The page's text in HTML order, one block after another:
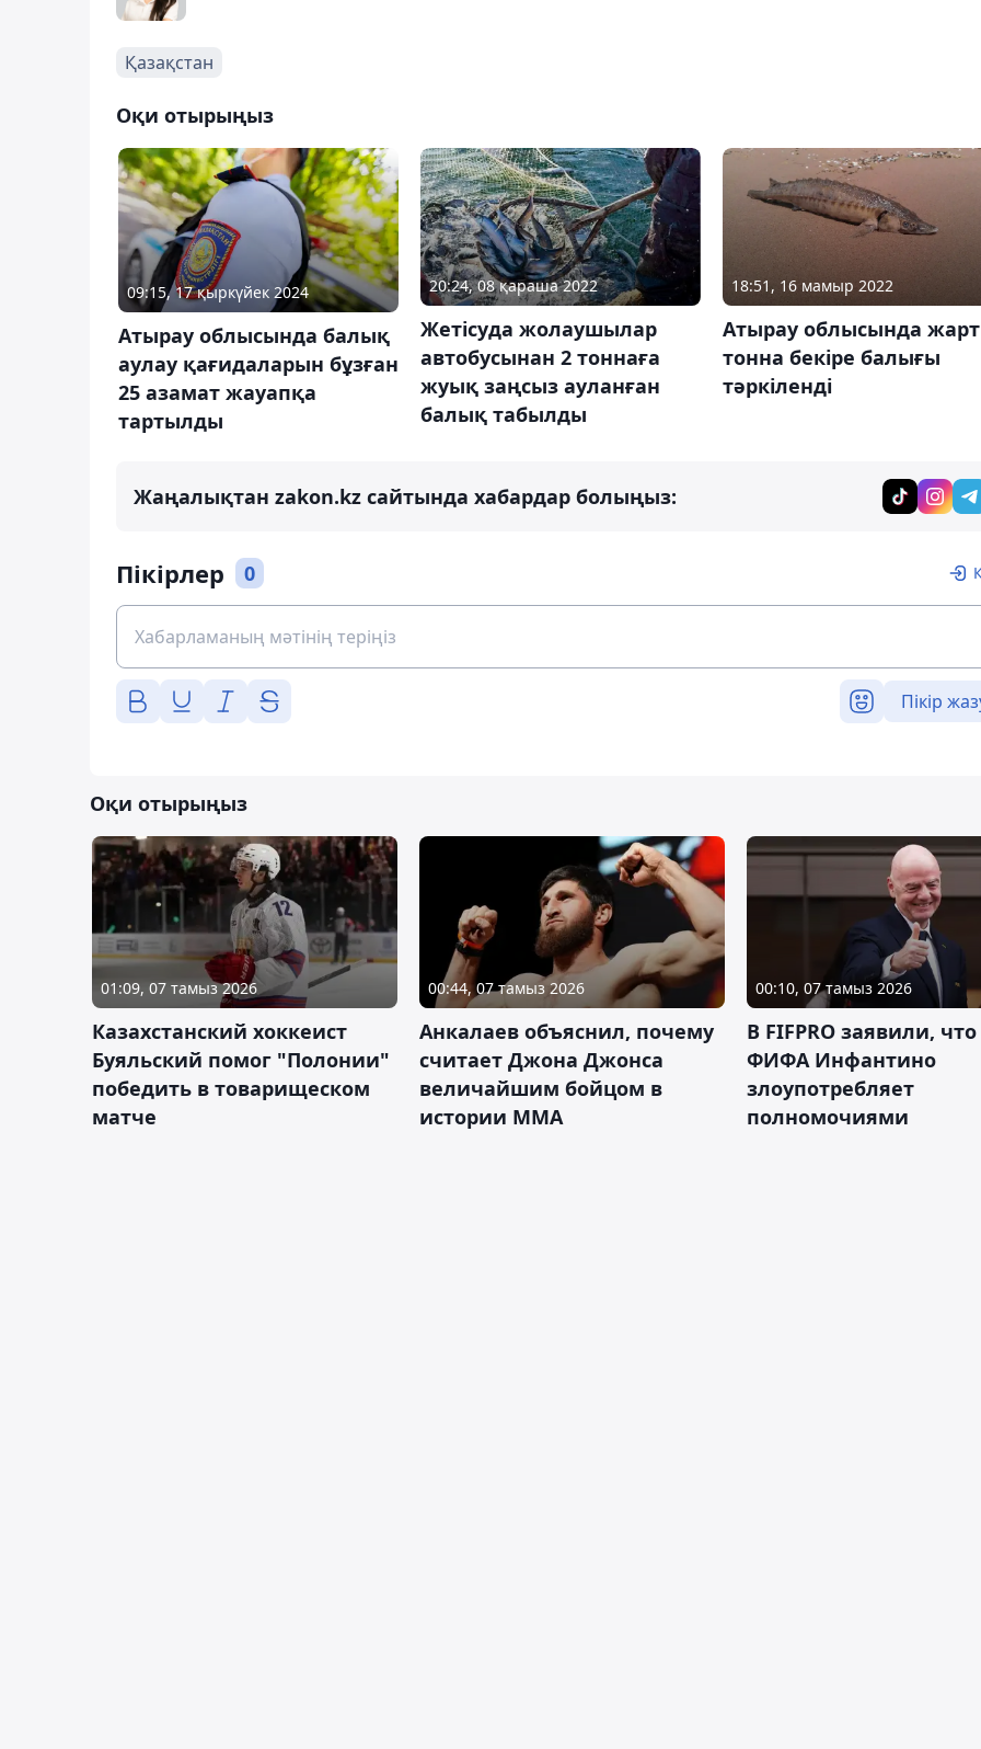
Қазақстан
Оқи отырыңыз
09:15, 17 қыркүйек 2024
Атырау облысында балық
аулау қағидаларын бұзған
25 азамат жауапқа
тартылды
20:24, 08 қараша 2022
Жетісуда жолаушылар
автобусынан 2 тоннаға
жуық заңсыз ауланған
балық табылды
18:51, 16 мамыр 2022
Атырау облысында
тонна бекіре балығы
тәркіленді
Жаңалықтан zakon.kz сайтында хабардар болыңыз:
Пікірлер 0
Пікір
Оқи отырыңыз
01:09, 07 тамыз 2026
Казахстанский хоккеист
Буяльский помог "Полонии"
победить в товарищеском
матче
00:44, 07 тамыз 2026
Анкалаев объяснил, почему
считает Джона Джонса
величайшим бойцом в
истории ММА
00:10, 07 тамыз 2026
В FIFPRO заявили,
ФИФА Инфантино
злоупотребляет
полномочиями